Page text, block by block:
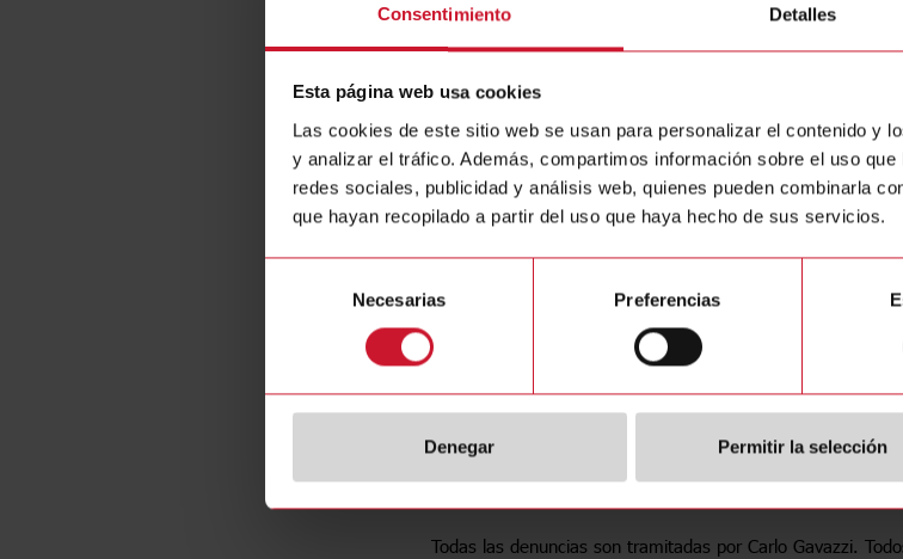
Consentimiento Detalles
Esta página web usa cookies
Las cookies de este sitio web se usan para personalizar el contenido y
y analizar el tráfico. Además, compartimos información sobre el uso
redes sociales, publicidad y análisis web, quienes pueden combinarla
que hayan recopilado a partir del uso que haya hecho de sus servicios.
consentimiento
Necesarias Preferencias
Denegar Permitir la selección
Puede denunciar asuntos graves de infracciones legales o
Irregularidades contables
Todas las formas de esclavitud
Trabajo infantil
Discriminación y acoso (sexual)
Desconocimiento de la libertad de asociación
Desconocimiento de la salud y la seguridad en el trabajo
Desplazamiento ilegal de personas
Retención de salarios razonables
Todas las denuncias son tramitadas por Carlo Gavazzi.